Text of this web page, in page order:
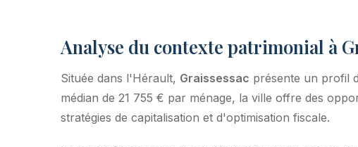
Analyse du contexte patrimonial à
Située dans l'Hérault, Graissessac présente un profil
médian de 21 755 € par ménage, la ville offre des
stratégies de capitalisation et d'optimisation fiscale.